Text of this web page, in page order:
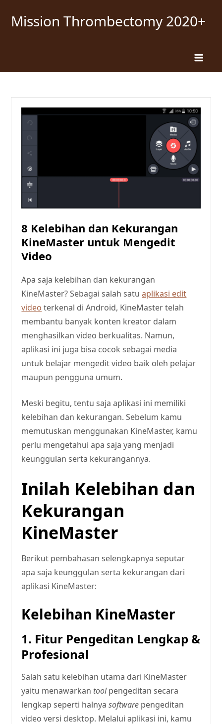
Mission Thrombectomy 2020+
8 Kelebihan dan Kekurangan
KineMaster untuk Mengedit
Video
Apa saja kelebihan dan kekurangan
KineMaster? Sebagai salah satuaplikasi edit
video terkenal di Android, KineMaster telah
membantu banyak konten kreator dalam
menghasilkan video berkualitas. Namun,
aplikasi ini juga bisa cocok sebagai media
untuk belajar mengedit video baik oleh pelajar
maupun pengguna umum.
Meski begitu, tentu saja aplikasi ini memiliki
kelebihan dan kekurangan. Sebelum kamu
memutuskan menggunakan KineMaster, kamu
perlu mengetahui apa saja yang menjadi
keunggulan serta kekurangannya.
Inilah Kelebihan dan
Kekurangan
KineMaster
Berikut pembahasan selengkapnya seputar
apa saja keunggulan serta kekurangan dari
aplikasi KineMaster:
Kelebihan KineMaster
1. Fitur Pengeditan Lengkap &
Profesional
Salah satu kelebihan utama dari KineMaster
yaitu menawarkan toolpengeditan secara
lengkap seperti halnyasoftware pengeditan
video versi desktop. Melalui aplikasi ini, kamu